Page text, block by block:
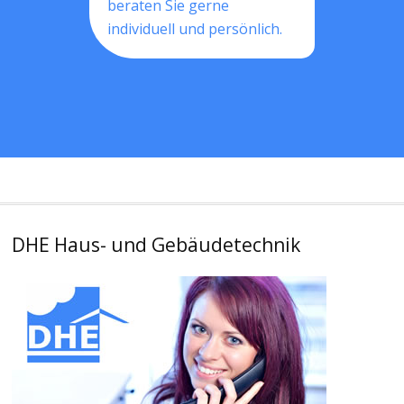
beraten Sie gerne
individuell und persönlich.
DHE Haus- und Gebäudetechnik